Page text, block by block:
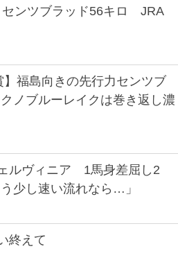
ンツブラッド56キロ JRA
】福島向きの先行力センツブ
ノブルーレイクは巻き返し濃
ルヴィニア 1馬身差屈し2
少し速い流れなら…」
終えて